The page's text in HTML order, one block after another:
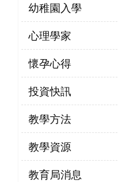
幼稚園入學
心理學家
懷孕心得
投資快訊
教學方法
教學資源
教育局消息